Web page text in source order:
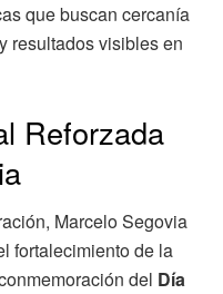
que buscan cercanía
resultados visibles en
Reforzada
Marcelo Segovia
fortalecimiento de la
del Día